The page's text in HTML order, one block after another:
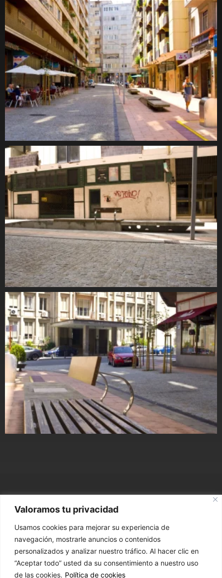
Valoramos tu privacidad
Usamos cookies para mejorar su experiencia de
navegación, mostrarle anuncios o contenidos
personalizados y analizar nuestro tráfico. Al hacer clic en
“Aceptar todo” usted da su consentimiento a nuestro uso
de las cookies. Política de cookies
ARQUITECTURA,
URBANISMO E INGENIERÍA
CONTACTO